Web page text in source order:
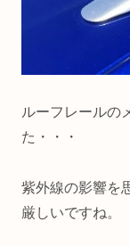
ルーフレールの
た・・・
紫外線の影響を
厳しいですね。